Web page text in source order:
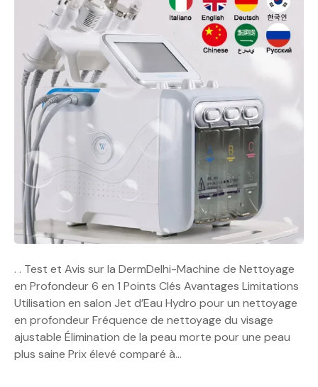
. . Test et Avis sur la DermDelhi-Machine de Nettoyage
en Profondeur 6 en 1 Points Clés Avantages Limitations
Utilisation en salon Jet d’Eau Hydro pour un nettoyage
en profondeur Fréquence de nettoyage du visage
ajustable Élimination de la peau morte pour une peau
plus saine Prix élevé comparé à…